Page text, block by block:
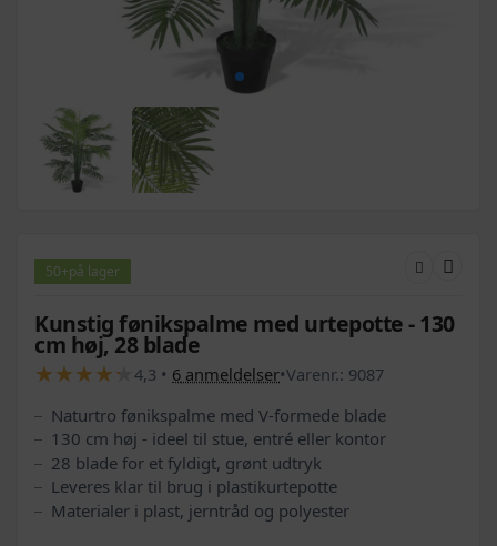
50+på lager
Kunstig fønikspalme med urtepotte - 130
cm høj, 28 blade
★
★★
★★
★★
★★★ 4,3 • 6 anmeldelser•Varenr.: 9087
Naturtro fønikspalme med V-formede blade
130 cm høj - ideel til stue, entré eller kontor
28 blade for et fyldigt, grønt udtryk
Leveres klar til brug i plastikurtepotte
Materialer i plast, jerntråd og polyester